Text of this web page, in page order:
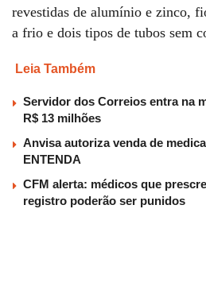
revestidas de alumínio e zinco,
a frio e dois tipos de tubos sem
Leia Também
Servidor dos Correios entra na
R$ 13 milhões
Anvisa autoriza venda de
ENTENDA
CFM alerta: médicos que
registro poderão ser punidos